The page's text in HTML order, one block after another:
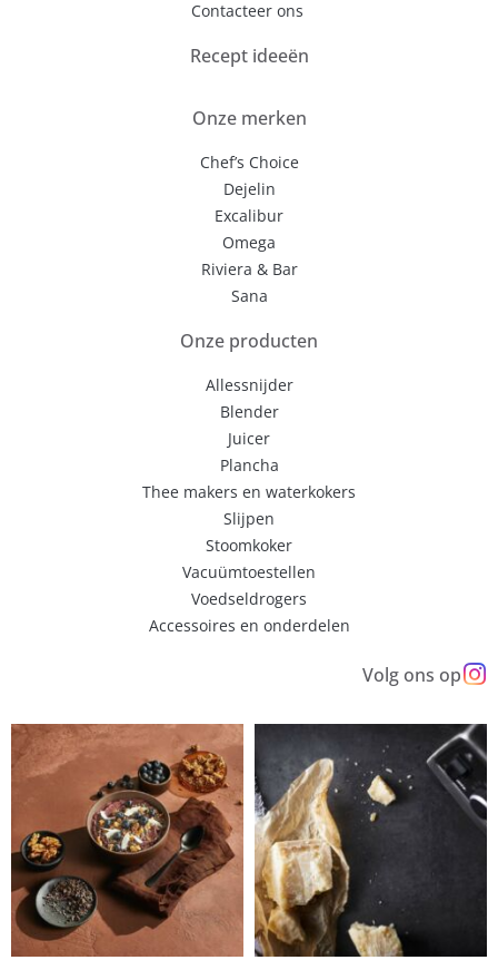
Contacteer ons
Recept ideeën
Onze merken
Chef’s Choice
Dejelin
Excalibur
Omega
Riviera & Bar
Sana
Onze producten
Allessnijder
Blender
Juicer
Plancha
Thee makers en waterkokers
Slijpen
Stoomkoker
Vacuümtoestellen
Voedseldrogers
Accessoires en onderdelen
Volg ons op